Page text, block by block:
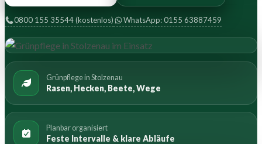
0800 155 35544 (kostenlos) WhatsApp: 0155 63887459
Grünpflege in Stolzenau
Rasen, Hecken, Beete, Wege
Planbar organisiert
Feste Intervalle & klare Abläufe